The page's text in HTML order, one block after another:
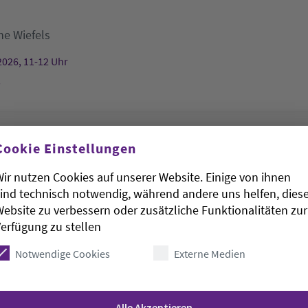
Wiefels
11-12 Uhr
hat geöffnet
Gertrudenkapelle
11-13 Uhr
Einstellungen
nutzen Cookies auf unserer Website. Einige von ihnen
technisch notwendig, während andere uns helfen,
zu verbessern oder zusätzliche Funktionalitäten zur
zu stellen
Notwendige Cookies Externe Medien